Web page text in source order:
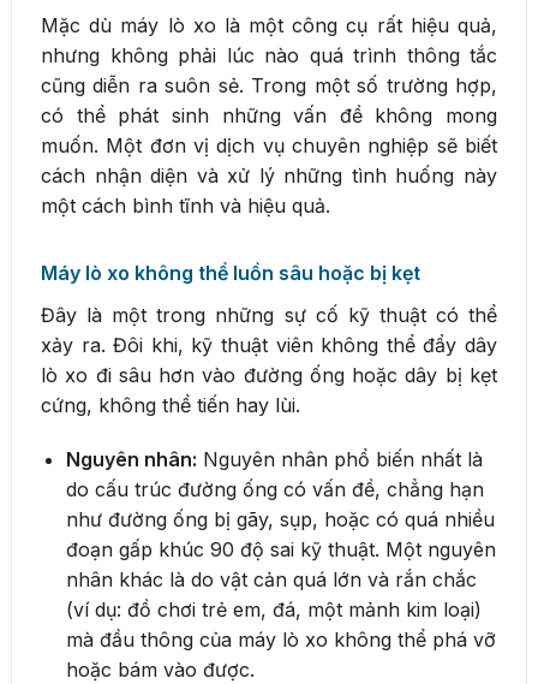
Mặc dù máy lò xo là một công cụ rất hiệu quả,
nhưng không phải lúc nào quá trình thông tắc
cũng diễn ra suôn sẻ. Trong một số trường hợp,
có thể phát sinh những vấn đề không mong
muốn. Một đơn vị dịch vụ chuyên nghiệp sẽ biết
cách nhận diện và xử lý những tình huống này
một cách bình tĩnh và hiệu quả.
Máy lò xo không thể luồn sâu hoặc bị kẹt
Đây là một trong những sự cố kỹ thuật có thể
xảy ra. Đôi khi, kỹ thuật viên không thể đẩy dây
lò xo đi sâu hơn vào đường ống hoặc dây bị kẹt
cứng, không thể tiến hay lùi.
Nguyên nhân: Nguyên nhân phổ biến nhất là
do cấu trúc đường ống có vấn đề, chẳng hạn
như đường ống bị gãy, sụp, hoặc có quá nhiều
đoạn gấp khúc 90 độ sai kỹ thuật. Một nguyên
nhân khác là do vật cản quá lớn và rắn chắc
(ví dụ: đồ chơi trẻ em, đá, một mảnh kim loại)
mà đầu thông của máy lò xo không thể phá vỡ
hoặc bám vào được.